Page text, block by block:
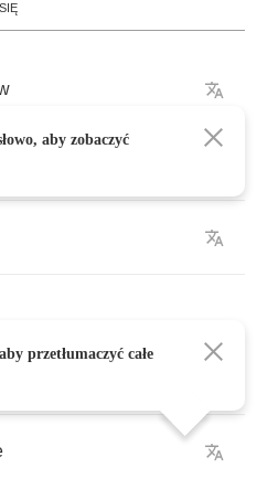
aby zobaczyć
przetłumaczyć całe